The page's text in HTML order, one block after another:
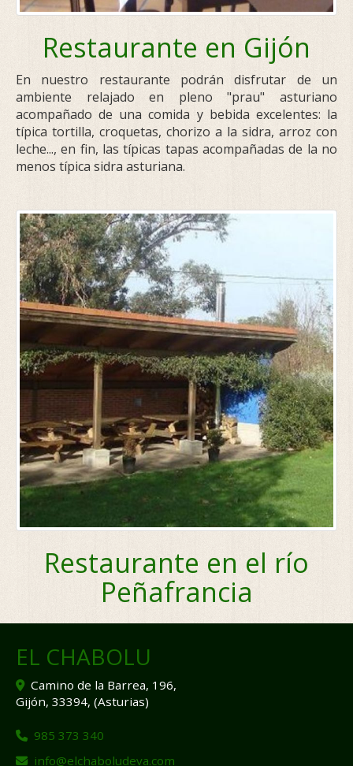
Restaurante en Gijón
En nuestro restaurante podrán disfrutar de un
ambiente relajado en pleno "prau" asturiano
acompañado de una comida y bebida excelentes: la
típica tortilla, croquetas, chorizo a la sidra, arroz con
leche..., en fin, las típicas tapas acompañadas de la no
menos típica sidra asturiana.
Restaurante en el río
Peñafrancia
EL CHABOLU
Camino de la Barrea, 196,
Gijón, 33394, (Asturias)
985 373 340
info
elchaboludeva.com